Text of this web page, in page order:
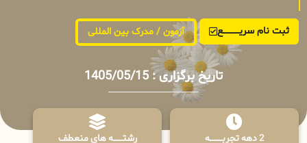
ثبت نام سریــــــــــــع آزمون / مدرک بین المللی
تاریخ برگزاری : 1405/05/15
2 دهه تجربـــــــــه رشتـــــــه های منعطف